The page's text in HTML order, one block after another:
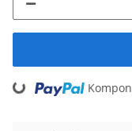
Loading...